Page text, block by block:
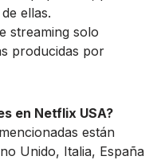
ellas.
streaming solo
producidas por
en Netflix USA?
están
Unido, Italia, España